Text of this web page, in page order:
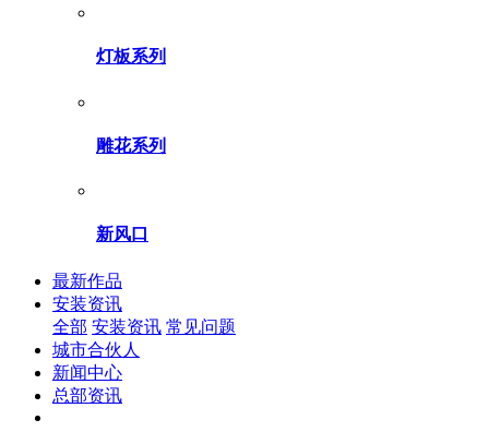
灯板系列
雕花系列
新风口
最新作品
安装资讯
全部 安装资讯 常见问题
城市合伙人
新闻中心
总部资讯